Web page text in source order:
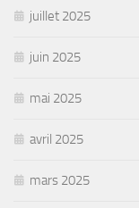
juillet 2025
juin 2025
mai 2025
avril 2025
mars 2025